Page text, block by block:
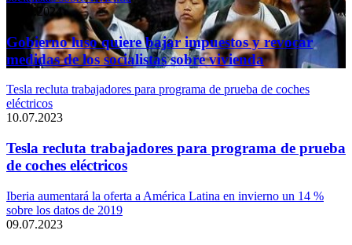
11.04.2024
Gobierno luso quiere bajar impuestos y revocar
medidas de los socialistas sobre vivienda
Tesla recluta trabajadores para programa de prueba de coches
eléctricos
10.07.2023
Tesla recluta trabajadores para programa de prueba
de coches eléctricos
Iberia aumentará la oferta a América Latina en invierno un 14 %
sobre los datos de 2019
09.07.2023